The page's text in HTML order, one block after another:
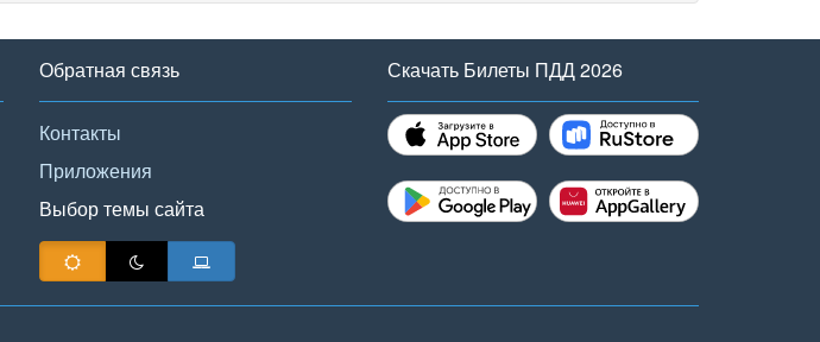
Обратная связь
Контакты
Приложения
Выбор темы сайта
Скачать Билеты ПДД 2026